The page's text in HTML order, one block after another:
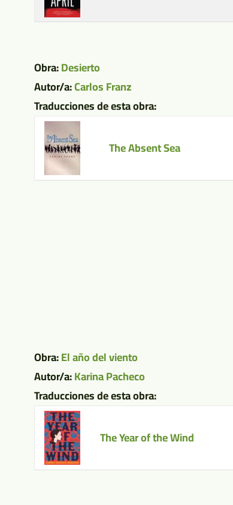
Obra:Desierto
Autor/a:Carlos Franz
Traducciones de esta obra:
The Absent Sea
Obra:El año del viento
Autor/a:Karina Pacheco
Traducciones de esta obra:
The Year of the Wind